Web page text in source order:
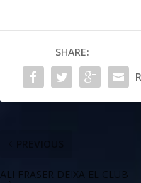
SHARE:
ALI FRASER DEIXA EL CLUB